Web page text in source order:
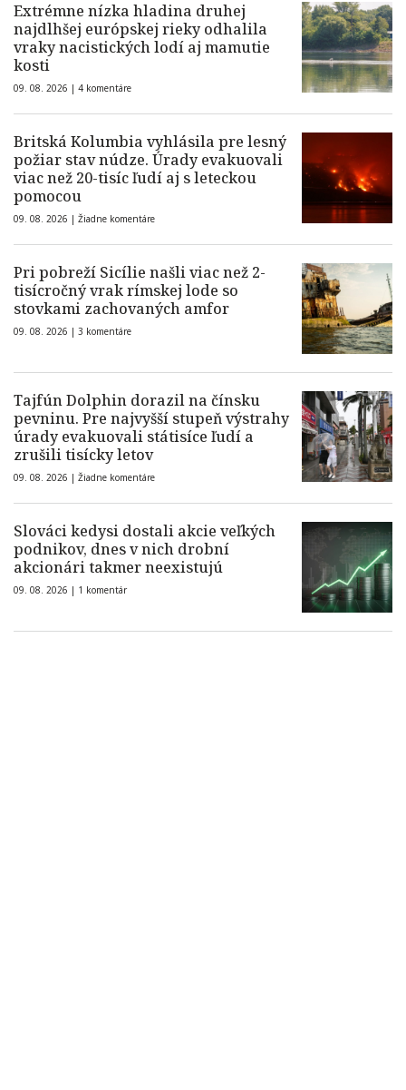
Extrémne nízka hladina druhej
najdlhšej európskej rieky odhalila
vraky nacistických lodí aj mamutie
kosti
09. 08. 2026 | 4 komentáre
Britská Kolumbia vyhlásila pre lesný
požiar stav núdze. Úrady evakuovali
viac než 20-tisíc ľudí aj s leteckou
pomocou
09. 08. 2026 | Žiadne komentáre
Pri pobreží Sicílie našli viac než 2-
tisícročný vrak rímskej lode so
stovkami zachovaných amfor
09. 08. 2026 | 3 komentáre
Tajfún Dolphin dorazil na čínsku
pevninu. Pre najvyšší stupeň výstrahy
úrady evakuovali státisíce ľudí a
zrušili tisícky letov
09. 08. 2026 | Žiadne komentáre
Slováci kedysi dostali akcie veľkých
podnikov, dnes v nich drobní
akcionári takmer neexistujú
09. 08. 2026 | 1 komentár